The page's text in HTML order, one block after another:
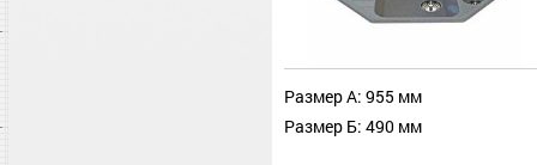
Размер А: 955 мм
Размер Б: 490 мм